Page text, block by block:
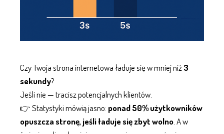
Czy Twojastrona internetowaładuje się w mniej niż3
sekundy?
Jeśli nie — tracisz potencjalnych klientów.
👉 Statystyki mówią jasno: ponad 50% użytkowników
opuszcza stronę, jeśli ładuje się zbyt wolno . A w